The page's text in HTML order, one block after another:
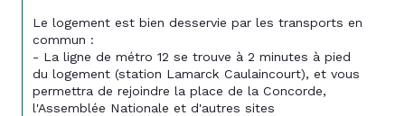
Le logement est bien desservie par les transports en
commun :
- La ligne de métro 12 se trouve à 2 minutes à pied
du logement (station Lamarck Caulaincourt), et vous
permettra de rejoindre la place de la Concorde,
l'Assemblée Nationale et d'autres sites